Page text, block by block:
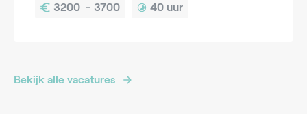
40 uur
Bekijk alle vacatures